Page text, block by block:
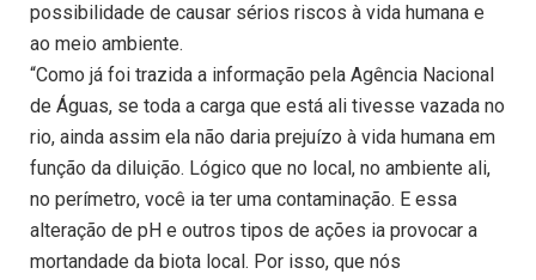
possibilidade de causar sérios riscos à vida humana e
ao meio ambiente.
“Como já foi trazida a informação pela Agência Nacional
de Águas, se toda a carga que está ali tivesse vazada no
rio, ainda assim ela não daria prejuízo à vida humana em
função da diluição. Lógico que no local, no ambiente ali,
no perímetro, você ia ter uma contaminação. E essa
alteração de pH e outros tipos de ações ia provocar a
mortandade da biota local. Por isso, que nós